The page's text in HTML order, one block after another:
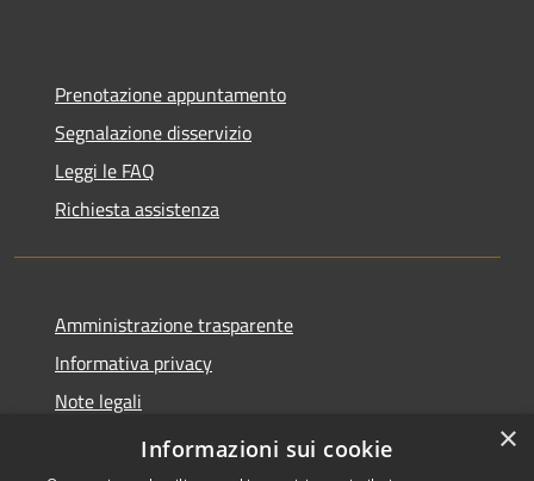
Prenotazione appuntamento
Segnalazione disservizio
Leggi le FAQ
Richiesta assistenza
Amministrazione trasparente
Informativa privacy
Note legali
Dichiarazione di accessibilità
×
Informazioni sui cookie